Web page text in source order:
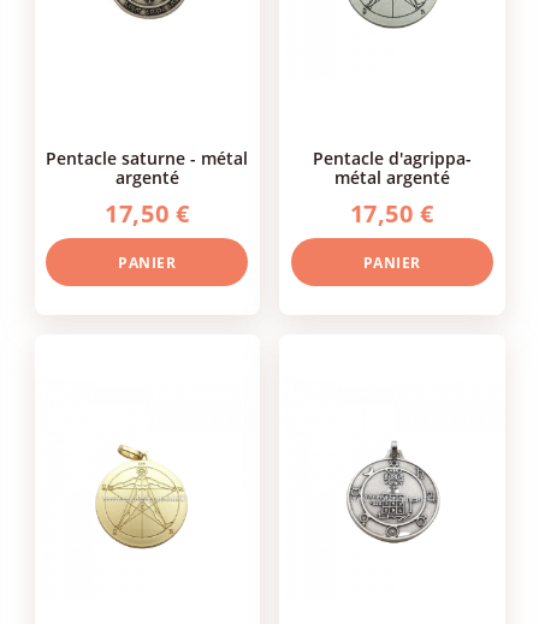
pentacle saturne - métal
argenté
17,50 €
PANIER
pentacle d'agrippa-
métal argenté
17,50 €
PANIER